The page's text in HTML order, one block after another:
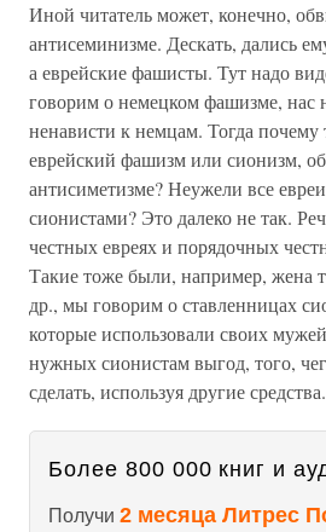
Иной читатель может, конечно,
антисеминизме. Дескать, дались
а еврейские фашисты. Тут надо
говорим о немецком фашизме, нас
ненависти к немцам. Тогда почему
еврейский фашизм или сионизм,
антисиметизме? Неужели все
сионистами? Это далеко не так.
честных евреях и порядочных
Такие тоже были, например, жена
др., мы говорим о ставленницах
которые использовали своих
нужных сионистам выгод, того,
сделать, используя другие средства.
Более 800 000 книг и
Получи 2 месяца Литрес